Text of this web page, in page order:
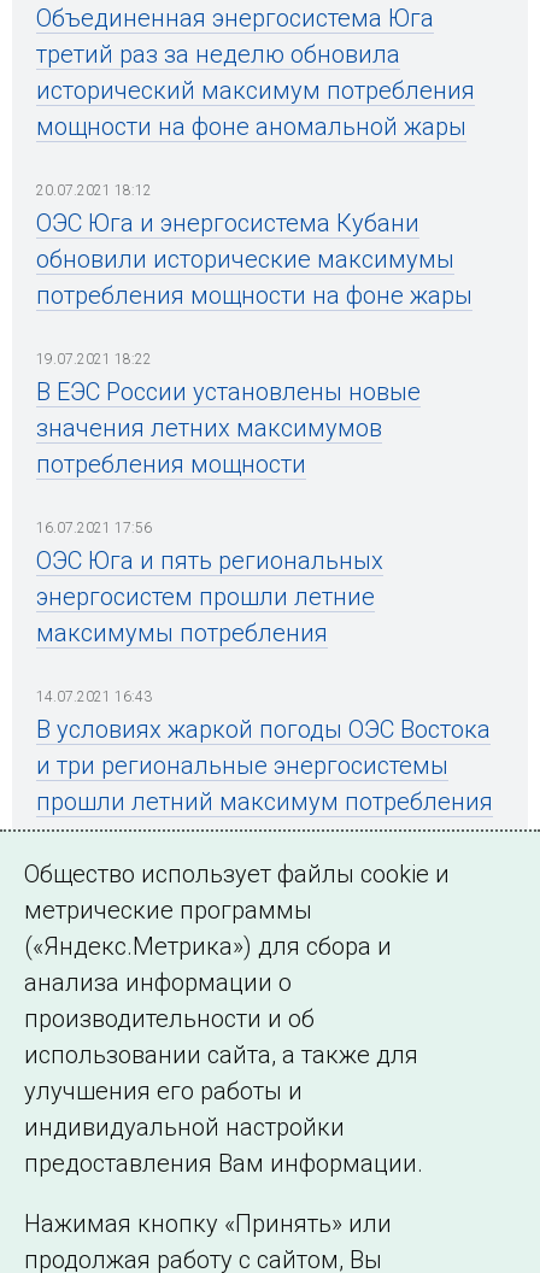
Объединенная энергосистема Юга
третий раз за неделю обновила
исторический максимум потребления
мощности на фоне аномальной жары
20.07.2021 18:12
ОЭС Юга и энергосистема Кубани
обновили исторические максимумы
потребления мощности на фоне жары
19.07.2021 18:22
В ЕЭС России установлены новые
значения летних максимумов
потребления мощности
16.07.2021 17:56
ОЭС Юга и пять региональных
энергосистем прошли летние
максимумы потребления
14.07.2021 16:43
В условиях жаркой погоды ОЭС Востока
и три региональные энергосистемы
прошли летний максимум потребления
мощности
← Все публикации
Подписаться на новости
©2005–2026 АО «СО ЕЭС»
Филиалы и
представительства
Сведения об
Общество использует файлы cookie и
метрические программы
(«Яндекс.Метрика») для сбора и
анализа информации о
производительности и об
использовании сайта, а также для
улучшения его работы и
индивидуальной настройки
предоставления Вам информации.
Нажимая кнопку «Принять» или
продолжая работу с сайтом, Вы